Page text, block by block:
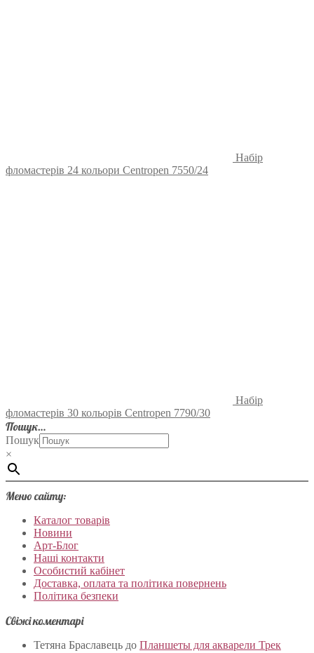
Набір
фломастерів 24 кольори Centropen 7550/24
Набір
фломастерів 30 кольорів Centropen 7790/30
Пошук…
Пошук
×
Меню сайту:
Каталог товарів
Новини
Арт-Блог
Наші контакти
Особистий кабінет
Доставка, оплата та політика повернень
Політика безпеки
Свіжі коментарі
Тетяна Браславець до Планшеты для акварели Трек